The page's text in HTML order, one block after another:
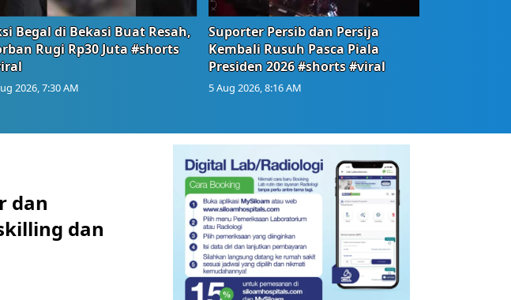
Begal di Bekasi Buat Resah,
Rugi Rp30 Juta #shorts
2026, 7:30 AM
Suporter Persib dan Persija
Kembali Rusuh Pasca Piala
Presiden 2026 #shorts #viral
5 Aug 2026, 8:16 AM
dan
dan